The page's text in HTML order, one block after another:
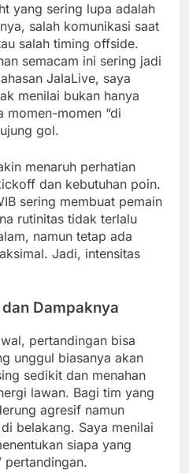
yang sering lupa adalah
salah komunikasi saat
salah timing offside.
semacam ini sering jadi
JalaLive, saya
menilai bukan hanya
momen-momen “di
gol.
menaruh perhatian
dan kebutuhan poin.
sering membuat pemain
rutinitas tidak terlalu
namun tetap ada
Jadi, intensitas
Dampaknya
pertandingan bisa
unggul biasanya akan
sedikit dan menahan
lawan. Bagi tim yang
agresif namun
belakang. Saya menilai
siapa yang
pertandingan.